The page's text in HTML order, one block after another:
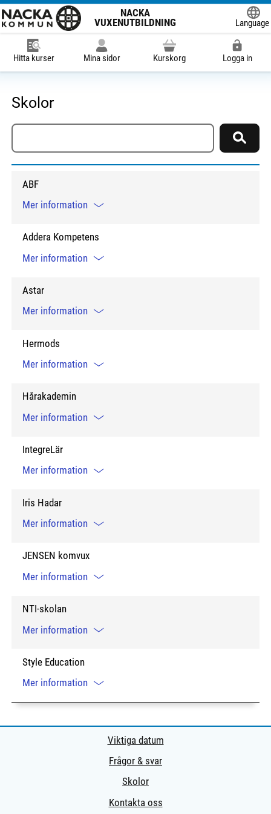
NACKA
VUXENUTBILDNING
Language
Hitta kurser Mina sidor Kurskorg Logga in
Skolor
Sök
ABF
Mer information
Addera Kompetens
Mer information
Astar
Mer information
Hermods
Mer information
Hårakademin
Mer information
IntegreLär
Mer information
Iris Hadar
Mer information
JENSEN komvux
Mer information
NTI-skolan
Mer information
Style Education
Mer information
Viktiga datum
Frågor & svar
Skolor
Kontakta oss